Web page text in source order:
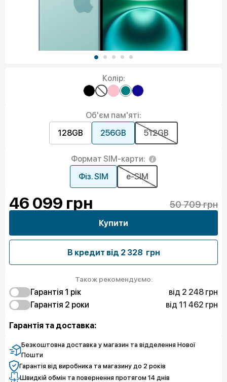
Колір:
Об'єм пам'яті:
128GB
256GB 512GB
Формат SIM-карти:
Фіз. SIM
e-SIM
46 099 грн 50 709 грн
Купити
В кредит від 2 328 грн
Також рекомендуємо:
Гарантія 1 рiк
від 2 248 грн
Захист від браку
2 248 грн
Чистий спокій
Гарантія 2 роки
від 11 462 грн
Захист екрану
Захист від браку
3 821 грн
Гарантія та доставка:
Безкоштовна доставка у магазин та відделення Нової
Пошти
Гарантія від виробника та магазину до 2 років
Швидкій обмін та повернення протягом 14 днів